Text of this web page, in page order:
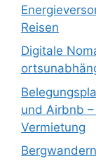
Reisen
Digitale
und Airbnb
Vermietung